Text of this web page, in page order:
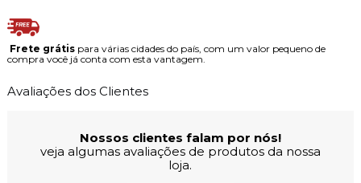
Frete grátispara várias cidades do país, com um valor pequeno de
compra você já conta com esta vantagem.
Avaliações dos Clientes
Nossos clientes falam por nós!
veja algumas avaliações de produtos da nossa
loja.